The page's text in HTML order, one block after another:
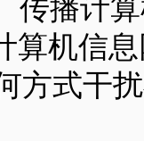
传播计
算机信
方式干